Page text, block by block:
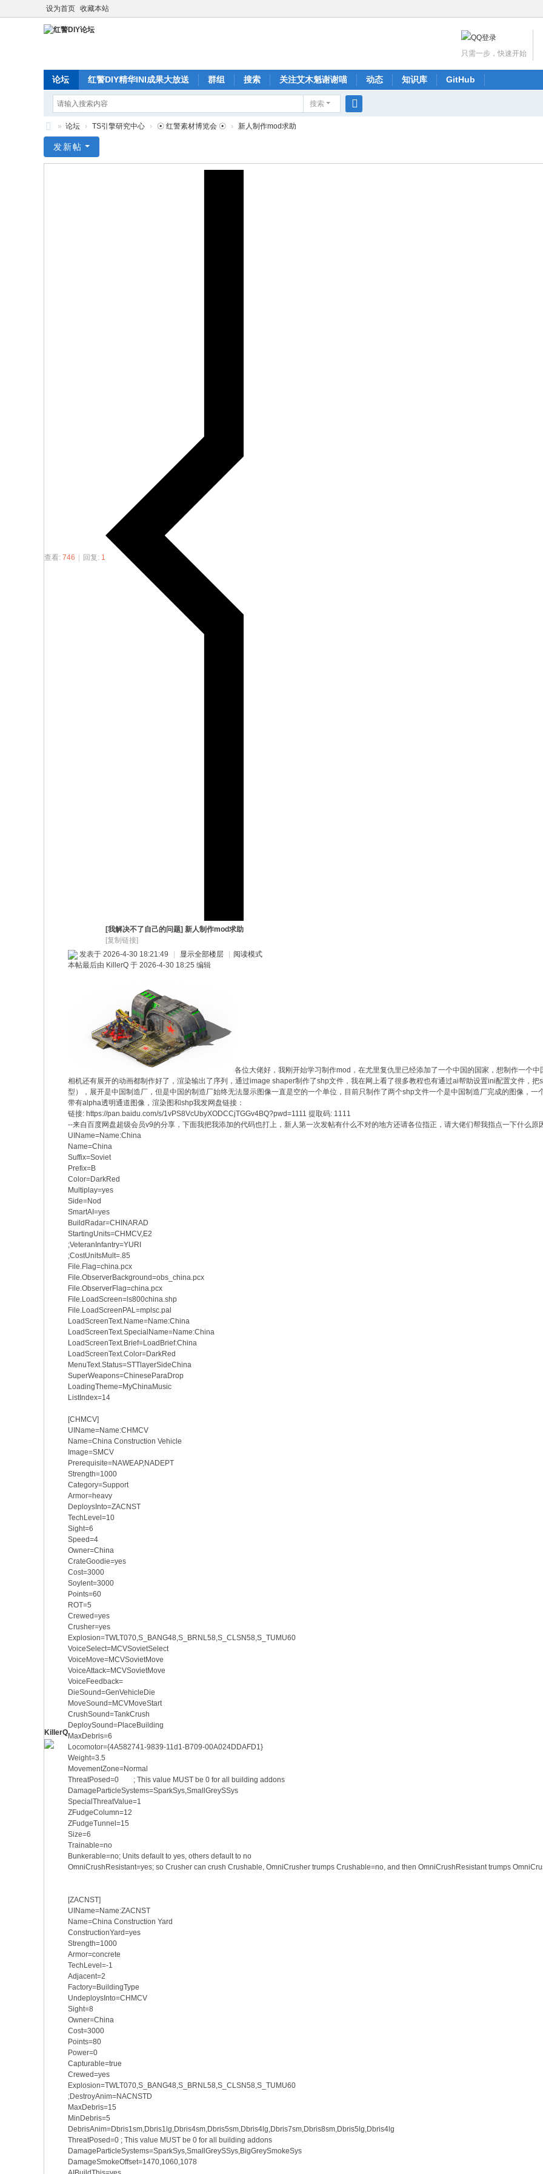
设为首页 收藏本站
只需一步，快速开始
论坛 红警DIY精华INI成果大放送 群组 搜索 关注艾木魁谢谢喵 动态 知识库 GitHub
搜索
警
» 论坛 › TS引擎研究中心 › ☉ 红警素材博览会 ☉ › 新人制作mod求助
发新帖
查看: 746 回复: 1
[我解决不了自己的问题] 新人制作mod求助
[复制链接]
KillerQ
发表于 2026-4-30 18:21:49 显示全部楼层
阅读模式
本帖最后由 KillerQ 于 2026-4-30 18:25 编辑
各位大佬好，我刚开始学习制作mod，在尤里复仇里已经添加了一个中国的国家，想制作一个
相机还有展开的动画都制作好了，渲染输出了序列，通过image shaper制作了shp文件，我在网上看了很多教程也有通过ai帮助设置ini配置文件，
型），展开是中国制造厂，但是中国的制造厂始终无法显示图像一直是空的一个单位，目前只制作了两个shp文件一个是中国制造厂完成的图像，
带有alpha透明通道图像，渲染图和shp我发网盘链接：
链接: https://pan.baidu.com/s/1vPS8VcUbyXODCCjTGGv4BQ?pwd=1111 提取码: 1111
--来自百度网盘超级会员v9的分享，下面我把我添加的代码也打上，新人第一次发帖有什么不对的地方还请各位指正，请大佬们帮我
UIName=Name:China
Name=China
Suffix=Soviet
Prefix=B
Color=DarkRed
Multiplay=yes
Side=Nod
SmartAI=yes
BuildRadar=CHINARAD
StartingUnits=CHMCV,E2
;VeteranInfantry=YURI
;CostUnitsMult=.85
File.Flag=china.pcx
File.ObserverBackground=obs_china.pcx
File.ObserverFlag=china.pcx
File.LoadScreen=ls800china.shp
File.LoadScreenPAL=mplsc.pal
LoadScreenText.Name=Name:China
LoadScreenText.SpecialName=Name:China
LoadScreenText.Brief=LoadBrief:China
LoadScreenText.Color=DarkRed
MenuText.Status=STT layerSideChina
SuperWeapons=ChineseParaDrop
LoadingTheme=MyChinaMusic
[CHMCV]
UIName=Name:CHMCV
Name=China Construction Vehicle
Image=SMCV
Prerequisite=NAWEAP,NADEPT
Strength=1000
Category=Support
Armor=heavy
DeploysInto=ZACNST
TechLevel=10
Sight=6
Speed=4
Owner=China
CrateGoodie=yes
Cost=3000
Soylent=3000
Points=60
ROT=5
Crewed=yes
Crusher=yes
Explosion=TWLT070,S_BANG48,S_BRNL58,S_CLSN58,S_TUMU60
VoiceSelect=MCVSovietSelect
VoiceMove=MCVSovietMove
VoiceAttack=MCVSovietMove
VoiceFeedback=
DieSound=GenVehicleDie
MoveSound=MCVMoveStart
CrushSound=TankCrush
DeploySound=PlaceBuilding
MaxDebris=6
Locomotor={4A582741-9839-11d1-B709-00A024DDAFD1}
Weight=3.5
MovementZone=Normal
ThreatPosed=0 ; This value MUST be 0 for all building addons
DamageParticleSystems=SparkSys,SmallGreySSys
SpecialThreatValue=1
ZFudgeColumn=12
ZFudgeTunnel=15
Size=6
Trainable=no
Bunkerable=no; Units default to yes, others default to no
OmniCrushResistant=yes; so Crusher can crush Crushable, OmniCrusher trumps Crushable=no, and then
[ZACNST]
UIName=Name:ZACNST
Name=China Construction Yard
ConstructionYard=yes
Strength=1000
Armor=concrete
TechLevel=-1
Adjacent=2
Factory=BuildingType
UndeploysInto=CHMCV
Sight=8
Owner=China
Cost=3000
Points=80
Power=0
Capturable=true
Crewed=yes
Explosion=TWLT070,S_BANG48,S_BRNL58,S_CLSN58,S_TUMU60
;DestroyAnim=NACNSTD
MaxDebris=15
MinDebris=5
DebrisAnim=Dbris1sm,Dbris1lg,Dbris4sm,Dbris5sm,Dbris4lg,Dbris7sm,Dbris8sm,Dbris5lg,Dbris4lg
ThreatPosed=0 ; This value MUST be 0 for all building addons
DamageParticleSystems=SparkSys,SmallGreySSys,BigGreySmokeSys
DamageSmokeOffset=1470,1060,1078